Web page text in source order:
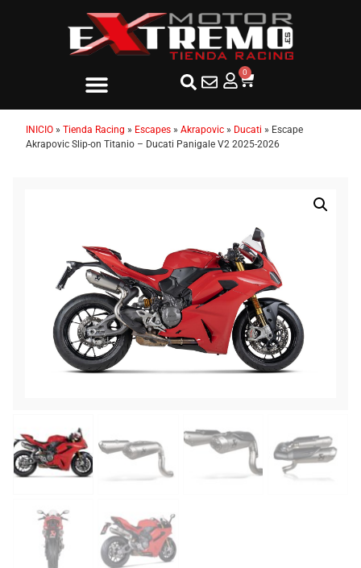
0
INICIO » Tienda Racing » Escapes » Akrapovic » Ducati » Escape
Akrapovic Slip-on Titanio – Ducati Panigale V2 2025-2026